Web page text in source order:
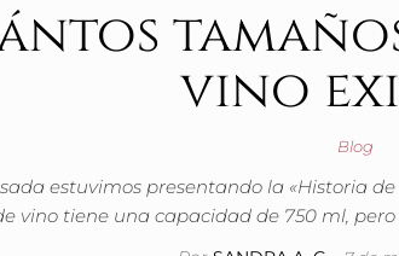
vino
Blog
estuvimos presentando la «Historia
vino tiene una capacidad de 750 ml,